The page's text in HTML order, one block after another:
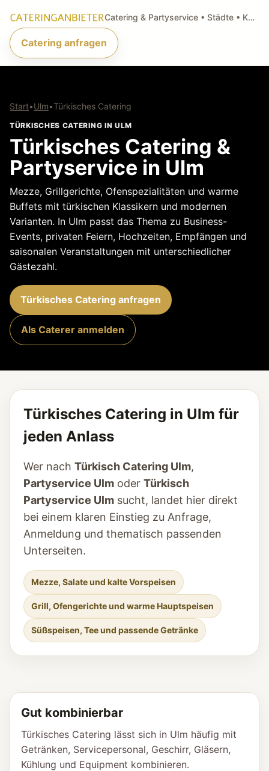
Catering & Partyservice • Städte • Küchenarten • Anfragen
Catering anfragen
Start•Ulm•Türkisches Catering
TÜRKISCHES CATERING IN ULM
Türkisches Catering &
Partyservice in Ulm
Mezze, Grillgerichte, Ofenspezialitäten und warme
Buffets mit türkischen Klassikern und modernen
Varianten. In Ulm passt das Thema zu Business-
Events, privaten Feiern, Hochzeiten, Empfängen und
saisonalen Veranstaltungen mit unterschiedlicher
Gästezahl.
Türkisches Catering anfragen
Als Caterer anmelden
Türkisches Catering in Ulm für
jeden Anlass
Wer nach Türkisch Catering Ulm,
Partyservice Ulm oder Türkisch
Partyservice Ulm sucht, landet hier direkt
bei einem klaren Einstieg zu Anfrage,
Anmeldung und thematisch passenden
Unterseiten.
Mezze, Salate und kalte Vorspeisen
Grill, Ofengerichte und warme Hauptspeisen
Süßspeisen, Tee und passende Getränke
Gut kombinierbar
Türkisches Catering lässt sich in Ulm häufig mit
Getränken, Servicepersonal, Geschirr, Gläsern,
Kühlung und Equipment kombinieren.